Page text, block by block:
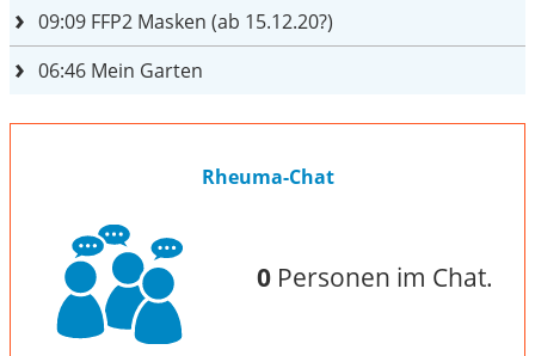
09:09 FFP2 Masken (ab 15.12.20?)
06:46 Mein Garten
Rheuma-Chat
0Personen im Chat.